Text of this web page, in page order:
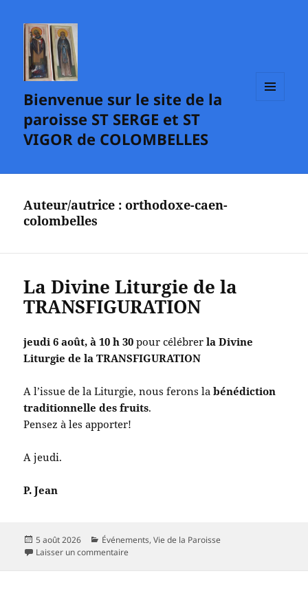
Bienvenue sur le site de la
paroisse ST SERGE et ST
VIGOR de COLOMBELLES
Auteur/autrice :orthodoxe-caen-
colombelles
La Divine Liturgie de la
TRANSFIGURATION
jeudi 6 août, à 10 h 30 pour célébrerla Divine
Liturgie de la TRANSFIGURATION
A l’issue de la Liturgie, nous ferons labénédiction
traditionnelle des fruits.
Pensez à les apporter!
A jeudi.
P. Jean
Publié
le
5 août 2026 Catégories
Événements,Vie de la Paroisse
Laisser un commentairesur La Divine Liturgie de la TRANSFIGURATION